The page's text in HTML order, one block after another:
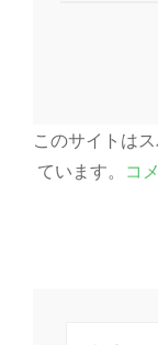
このサイトは
ています。 コ